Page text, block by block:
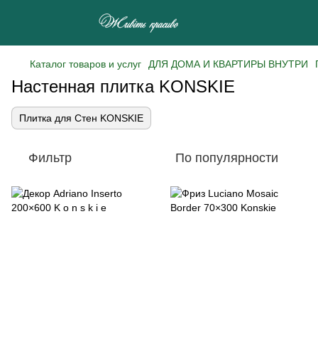
Каталог товаров и услуг ДЛЯ ДОМА И КВАРТИРЫ ВНУТРИ
Настенная плитка KONSKIE
Плитка для Стен KONSKIE
Фильтр По популярности